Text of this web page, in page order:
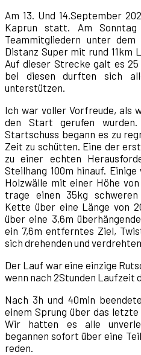
Am 13. Und 14.September
Kaprun statt. Am
Teammitgliedern unter dem
Distanz Super mit rund 11km
Auf dieser Strecke galt es 25
bei diesen durften sich
unterstützen.
Ich war voller Vorfreude, als
den Start gerufen
Startschuss begann es zu
Zeit zu schütten. Eine der
zu einer echten
Steilhang 100m hinauf.
Holzwälle mit einer Höhe
trage einen 35kg
Kette über eine Länge von
über eine 3,6m
ein 7,6m entferntes Ziel,
sich drehenden und
Der Lauf war eine einzige
wenn nach 2Stunden Laufzeit
Nach 3h und 40min
einem Sprung über das
Wir hatten es alle
begannen sofort über eine
reden.